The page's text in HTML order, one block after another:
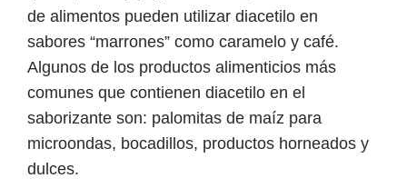
de alimentos pueden utilizar diacetilo en
sabores “marrones” como caramelo y café.
Algunos de los productos alimenticios más
comunes que contienen diacetilo en el
saborizante son: palomitas de maíz para
microondas, bocadillos, productos horneados y
dulces.